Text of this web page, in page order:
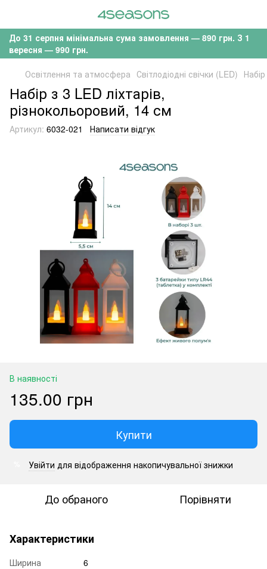
До 31 серпня мінімальна сума замовлення — 890 грн. З 1
вересня — 990 грн.
Освітлення та атмосфера Світлодіодні свічки (LED)
Набір з 3 LED ліхтарів,
різнокольоровий, 14 см
Артикул: 6032-021 Написати відгук
В наявності
135.00 грн
Купити
Увійти для відображення накопичувальної знижки
До обраного Порівняти
Характеристики
Ширина
6